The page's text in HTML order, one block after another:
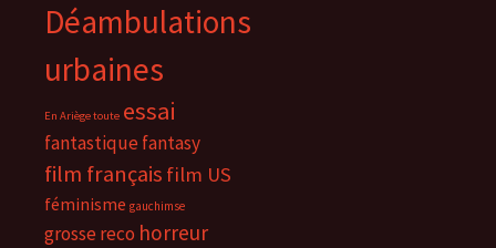
Déambulations
urbaines
En Ariège toute essai
fantastiquefantasy
film français film US
féminisme gauchimse
grosse reco horreur